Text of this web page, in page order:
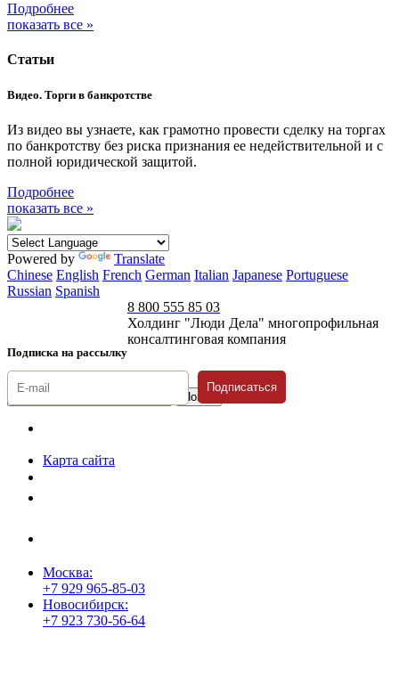
Подробнее
показать все »
Статьи
Видео. Торги в банкротстве
Из видео вы узнаете, как грамотно провести сделку на торгах
по банкротству без риска признания ее недействительной и с
полной юридической защитой.
Подробнее
показать все »
Powered by
Translate
Chinese English French German Italian Japanese Portuguese
Russian Spanish
Подписка на рассылку
8 800 555 85 03
Холдинг "Люди Дела" многопрофильная
консалтинговая компания
Подписаться
Карта сайта
Москва:
+7 929 965-85-03
Новосибирск:
+7 923 730-56-64